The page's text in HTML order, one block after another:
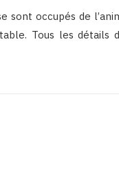
sont occupés de
Tous les détails